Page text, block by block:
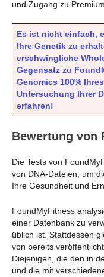
und Zugang zu
Es ist nicht einfach,
Ihre Genetik zu
erschwingliche
Gegensatz zu
Genomics 100%
Untersuchung Ihrer
erfahren!
Bewertung von
Die Tests von
von DNA-Dateien, um
Ihre Gesundheit und
FoundMyFitness
einer Datenbank zu
üblich ist. Stattdessen
von bereits
Diejenigen, die den in
und die mit